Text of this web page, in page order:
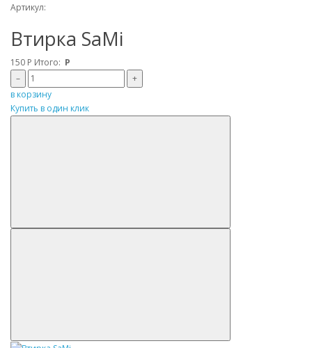
Артикул:
Втирка SaMi
150 Р Итого: Р
–
+
в корзину
Купить в один клик